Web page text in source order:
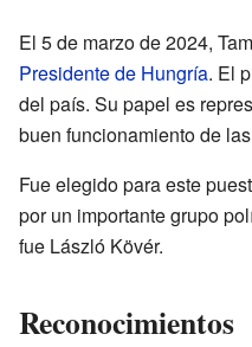
El 5 de marzo de 2024,
Presidente de Hungría. El
del país. Su papel es
buen funcionamiento de
Fue elegido para este
por un importante grupo
fue László Kövér.
Reconocimientos